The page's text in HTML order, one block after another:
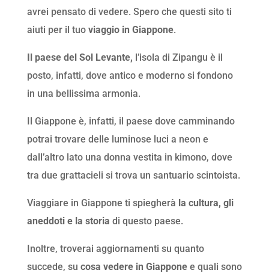
avrei pensato di vedere. Spero che questi sito ti
aiuti per il tuo viaggio in Giappone.
Il paese del Sol Levante, l’isola di Zipangu è il
posto, infatti, dove antico e moderno si fondono
in una bellissima armonia.
Il Giappone è, infatti, il paese dove camminando
potrai trovare delle luminose luci a neon e
dall’altro lato una donna vestita in kimono, dove
tra due grattacieli si trova un santuario scintoista.
Viaggiare in Giappone ti spiegherà la cultura, gli
aneddoti e la storia di questo paese.
Inoltre, troverai aggiornamenti su quanto
succede, su cosa vedere in Giapponee quali sono